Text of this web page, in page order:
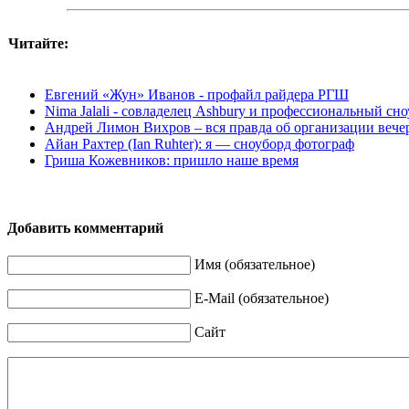
Читайте:
Евгений «Жун» Иванов - профайл райдера РГШ
Nima Jalali - совладелец Ashbury и профессиональный
Андрей Лимон Вихров – вся правда об организации
Айан Рахтер (Ian Ruhter): я — сноуборд фотограф
Гриша Кожевников: пришло наше время
Добавить комментарий
Имя (обязательное)
E-Mail (обязательное)
Сайт